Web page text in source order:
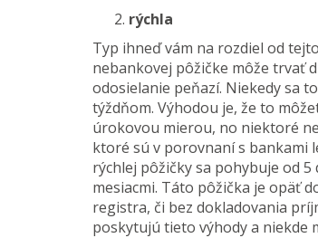
rýchla
Typ ihneď vám na rozdiel od
nebankovej pôžičke môže trvať
odosielanie peňazí. Niekedy sa
týždňom. Výhodou je, že to
úrokovou mierou, no niektoré
ktoré sú v porovnaní s bankami
rýchlej pôžičky sa pohybuje od
mesiacmi. Táto pôžička je opäť
registra, či bez dokladovania
poskytujú tieto výhody a niekde